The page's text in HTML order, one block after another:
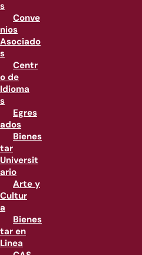
s
Conve
nios
Asociado
s
Centr
o de
Idioma
s
Egres
ados
Bienes
tar
Universit
ario
Arte y
Cultur
a
Bienes
tar en
Linea